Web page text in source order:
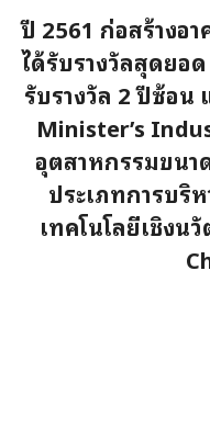
ปี 2561 ก่อสร้างอ
ได้รับรางวัลสุดยอ
รับรางวัล 2 ปีซ้อน
Minister’s
อุตสาหกรรมขนา
ประเภทการบริ
เทคโนโลยีเชิงน